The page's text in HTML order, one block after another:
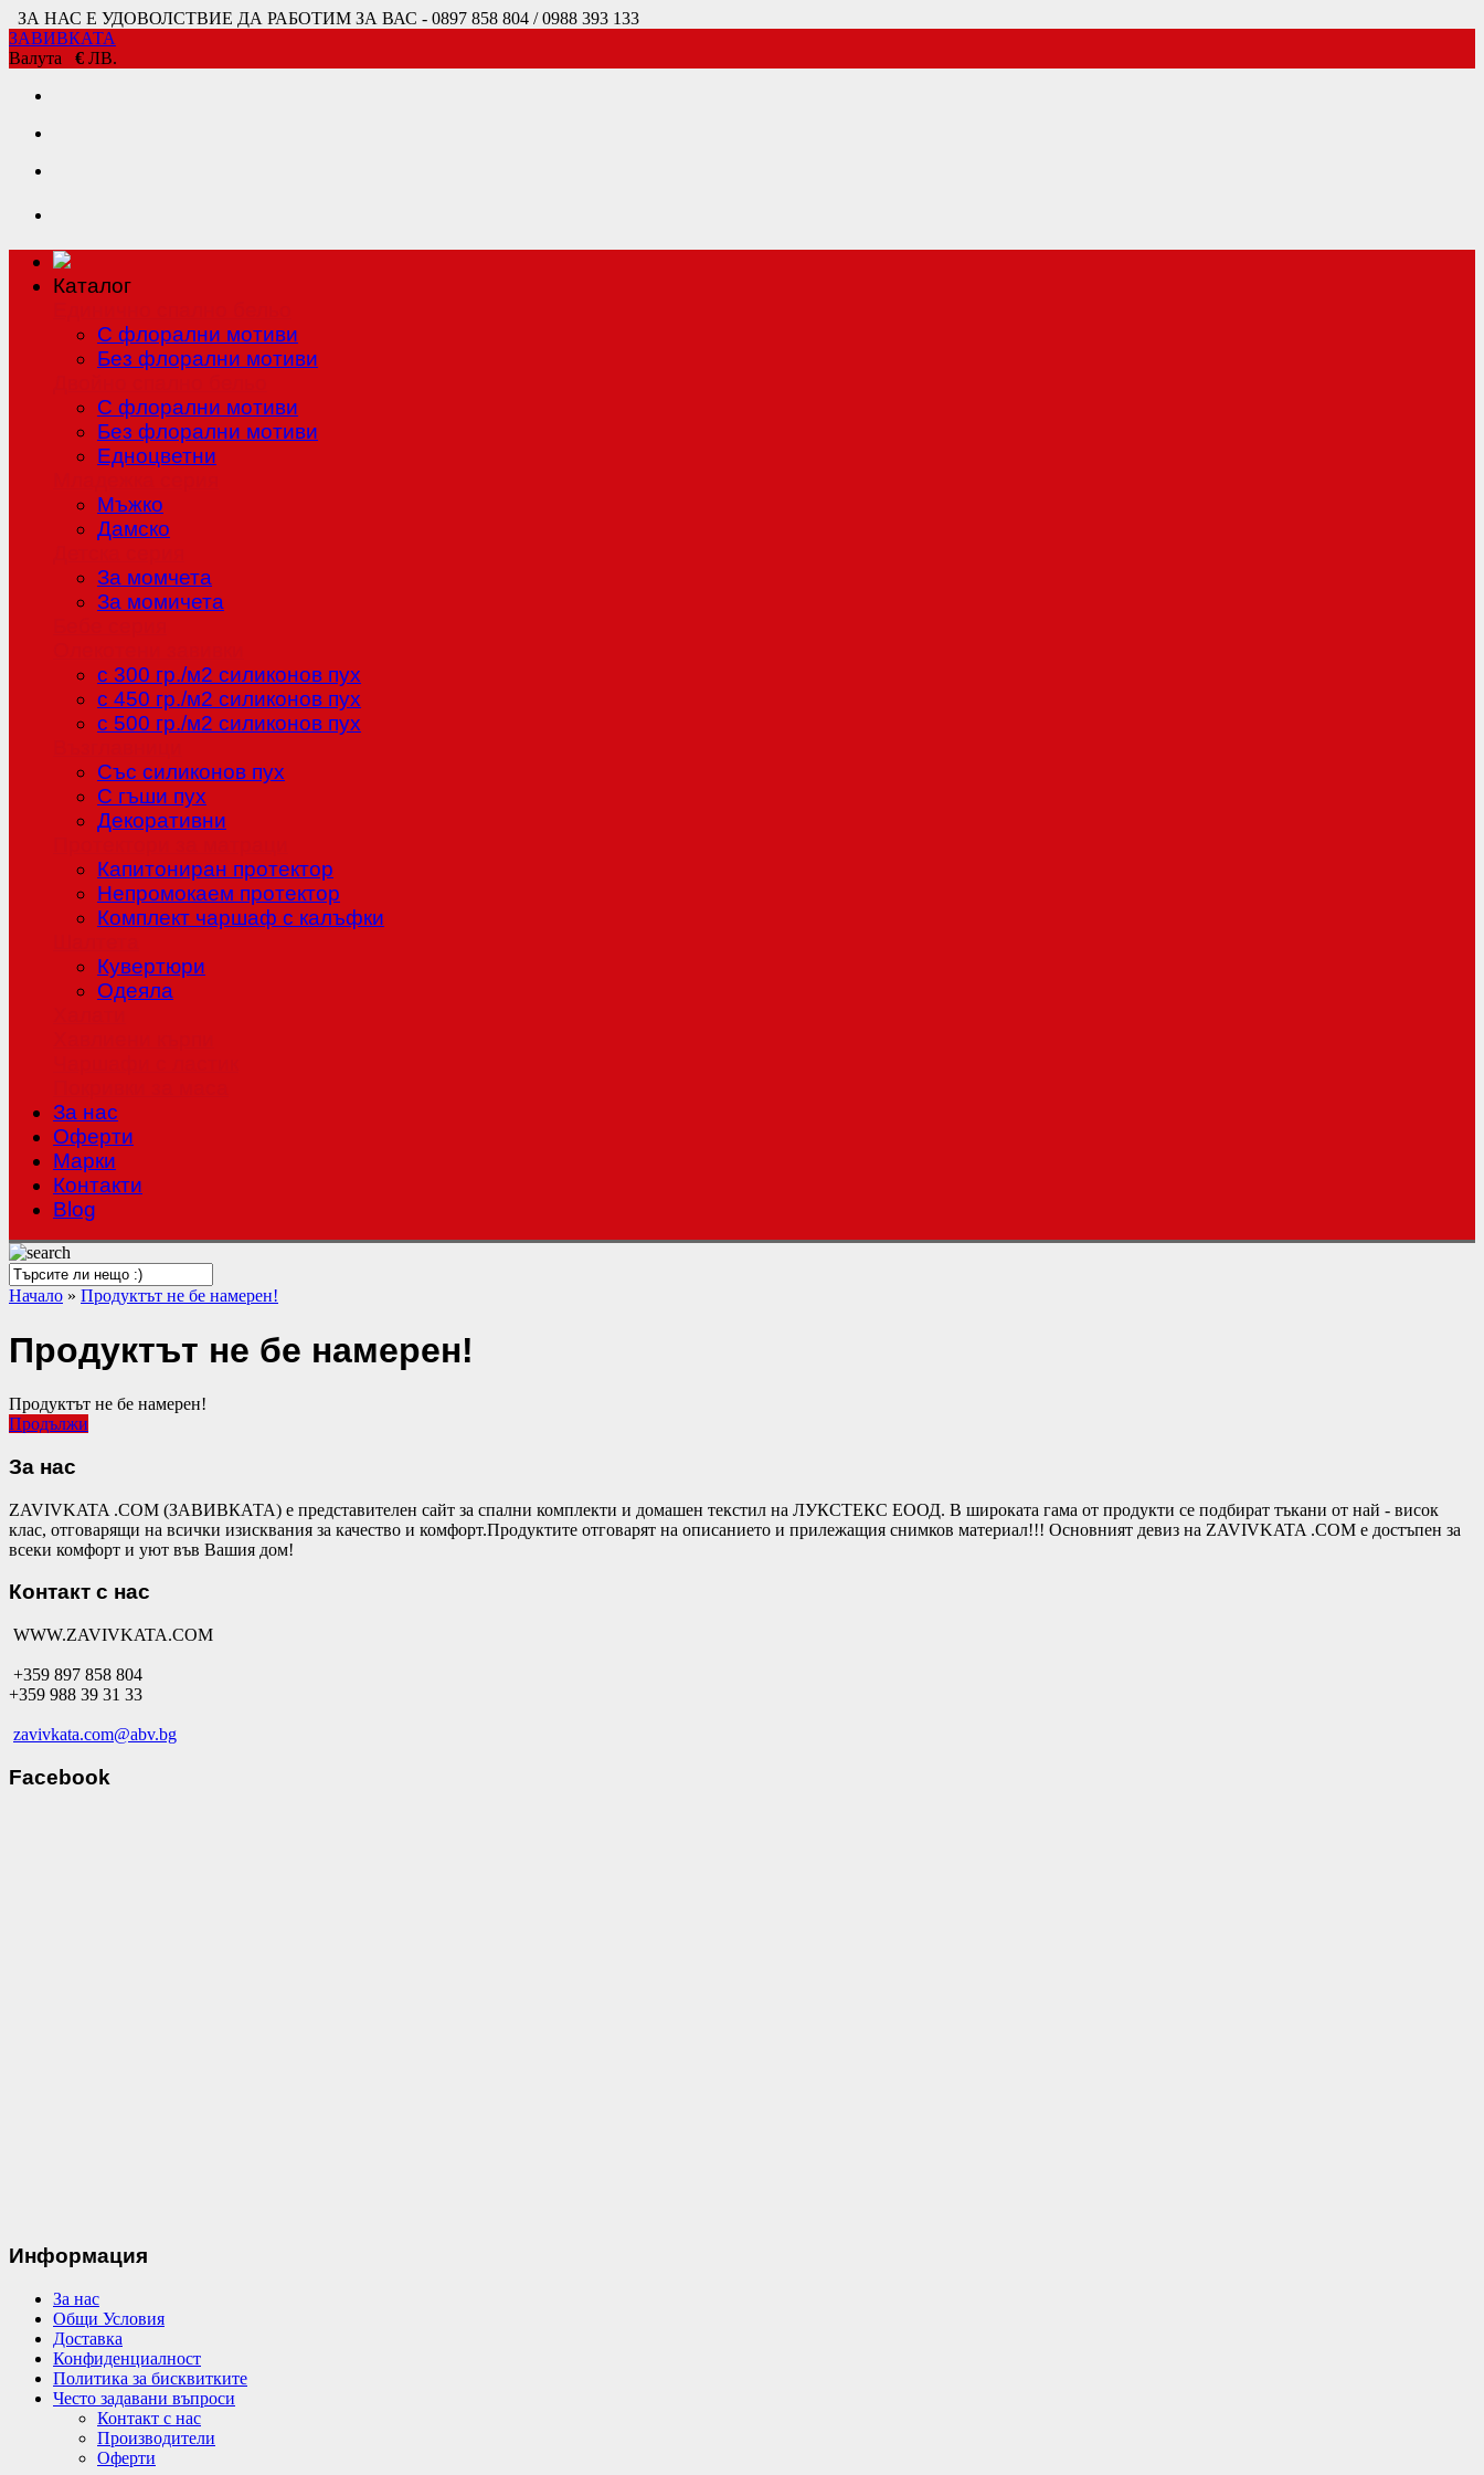
ЗА НАС Е УДОВОЛСТВИЕ ДА РАБОТИМ ЗА ВАС - 0897 858 804 / 0988 393 133
ЗАВИВКАТА
Валута € ЛВ.
Каталог
С флорални мотиви
Без флорални мотиви
С флорални мотиви
Без флорални мотиви
Едноцветни
Мъжко
Дамско
За момчета
За момичета
с 300 гр./м2 силиконов пух
с 450 гр./м2 силиконов пух
с 500 гр./м2 силиконов пух
Със силиконов пух
С гъши пух
Декоративни
Капитониран протектор
Непромокаем протектор
Комплект чаршаф с калъфки
Кувертюри
Одеяла
За нас
Оферти
Mарки
Контакти
Blog
Начало » Продуктът не бе намерен!
Продуктът не бе намерен!
Продуктът не бе намерен!
Продължи
За нас
ZAVIVKATA .COM (ЗАВИВКАТА) е представителен сайт за спални комплекти и домашен текстил на ЛУКСТЕКС ЕООД. В широката гама от продукти се подбират тъкани от най - висок
клас, отговарящи на всички изисквания за качество и комфорт.Продуктите отговарят на описанието и прилежащия снимков материал!!! Основният девиз на ZAVIVKATA .COM е достъпен за
всеки комфорт и уют във Вашия дом!
Контакт с нас
WWW.ZAVIVKATA.COM
+359 897 858 804
+359 988 39 31 33
zavivkata.com@abv.bg
Facebook
Информация
За нас
Общи Условия
Доставка
Конфиденциалност
Политика за бисквитките
Често задавани въпроси
Контакт с нас
Производители
Оферти